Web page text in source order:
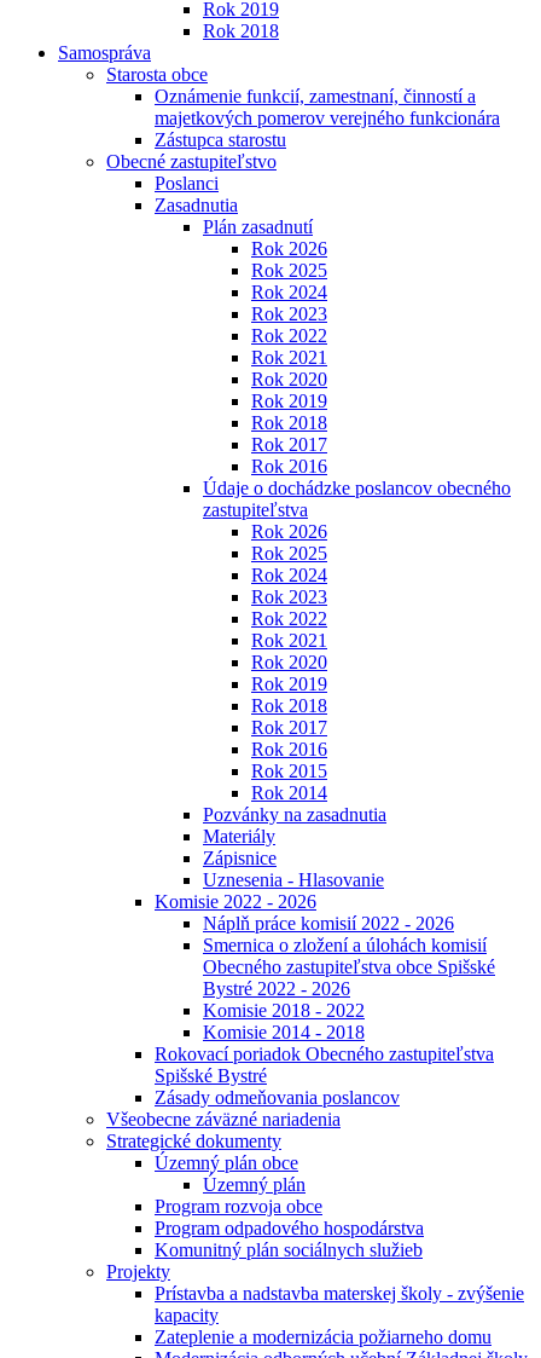
Rok 2019
Rok 2018
Samospráva
Starosta obce
Oznámenie funkcií, zamestnaní, činností a
majetkových pomerov verejného funkcionára
Zástupca starostu
Obecné zastupiteľstvo
Poslanci
Zasadnutia
Plán zasadnutí
Rok 2026
Rok 2025
Rok 2024
Rok 2023
Rok 2022
Rok 2021
Rok 2020
Rok 2019
Rok 2018
Rok 2017
Rok 2016
Údaje o dochádzke poslancov obecného
zastupiteľstva
Rok 2026
Rok 2025
Rok 2024
Rok 2023
Rok 2022
Rok 2021
Rok 2020
Rok 2019
Rok 2018
Rok 2017
Rok 2016
Rok 2015
Rok 2014
Pozvánky na zasadnutia
Materiály
Zápisnice
Uznesenia - Hlasovanie
Komisie 2022 - 2026
Náplň práce komisií 2022 - 2026
Smernica o zložení a úlohách komisií
Obecného zastupiteľstva obce Spišské
Bystré 2022 - 2026
Komisie 2018 - 2022
Komisie 2014 - 2018
Rokovací poriadok Obecného zastupiteľstva
Spišské Bystré
Zásady odmeňovania poslancov
Všeobecne záväzné nariadenia
Strategické dokumenty
Územný plán obce
Územný plán
Program rozvoja obce
Program odpadového hospodárstva
Komunitný plán sociálnych služieb
Projekty
Prístavba a nadstavba materskej školy - zvýšenie
kapacity
Zateplenie a modernizácia požiarneho domu